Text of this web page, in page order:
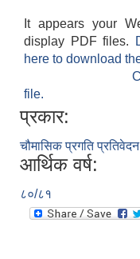
It appears your
display PDF files.
here to download
file.
प्रकार:
चौमासिक प्रगति प्रतिवेदन
आर्थिक वर्ष:
८०/८१